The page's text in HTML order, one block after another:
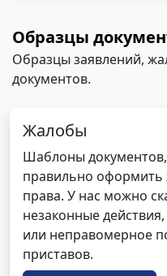
Образцы
Образцы заявлений,
документов.
Жалобы
Шаблоны
правильно оформить
права. У нас можно
незаконные
или неправомерное
приставов.